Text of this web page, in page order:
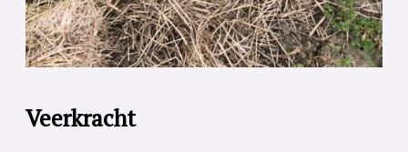
Veerkracht